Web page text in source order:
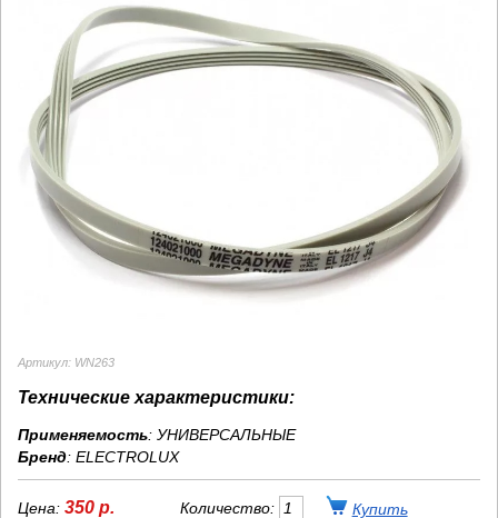
Артикул: WN263
Технические характеристики:
Применяемость: УНИВЕРСАЛЬНЫЕ
Бренд: ELECTROLUX
Цена: 350 р. Количество: